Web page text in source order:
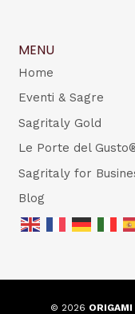
MENU
Home
Eventi & Sagre
Sagritaly Gold
Le Porte del
Sagritaly for
Blog
© 2026